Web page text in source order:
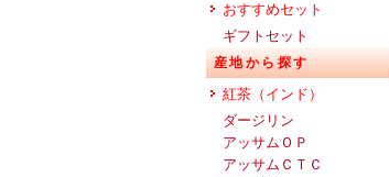
おすすめセット
ギフトセット
産地から探す
紅茶（インド）
ダージリン
アッサムＯＰ
アッサムＣＴＣ